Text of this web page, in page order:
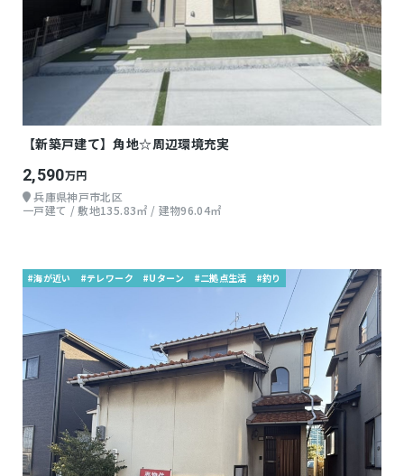
【新築戸建て】角地☆周辺環境充実
2,590万円
兵庫県神戸市北区
一戸建て / 敷地135.83㎡ / 建物96.04㎡
#海が近い #テレワーク #Uターン #二拠点生活 #釣り